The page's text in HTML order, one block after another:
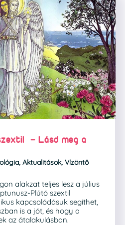
– Lásd meg a
, Aktualitások, Vízöntő
alakzat teljes lesz a július
Plútó szextil
kapcsolódásuk segíthet,
is a jót, és hogy a
az átalakulásban.